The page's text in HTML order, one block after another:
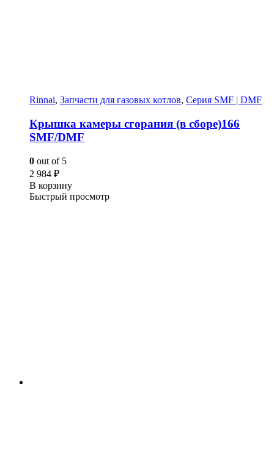
Rinnai, Запчасти для газовых котлов, Серия SMF | DMF
Крышка камеры сгорания (в сборе)166
SMF/DMF
0 out of 5
2 984 ₽
В корзину
Быстрый просмотр